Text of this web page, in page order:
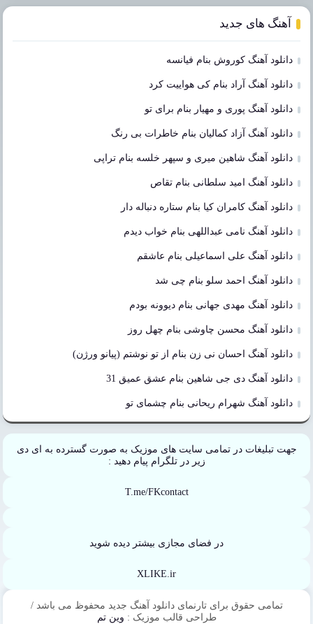
آهنگ های جدید
دانلود آهنگ کوروش بنام فیانسه
دانلود آهنگ آراد بنام کی هواییت کرد
دانلود آهنگ پوری و مهیار بنام برای تو
دانلود آهنگ آزاد کمالیان بنام خاطرات بی رنگ
دانلود آهنگ شاهین میری و سپهر خلسه بنام تراپی
دانلود آهنگ امید سلطانی بنام تقاص
دانلود آهنگ کامران کیا بنام ستاره دنباله دار
دانلود آهنگ نامی عبداللهی بنام خواب دیدم
دانلود آهنگ علی اسماعیلی بنام عاشقم
دانلود آهنگ احمد سلو بنام چی شد
دانلود آهنگ مهدی جهانی بنام دیوونه بودم
دانلود آهنگ محسن چاوشی بنام چهل روز
دانلود آهنگ احسان نی زن بنام از تو نوشتم (پیانو ورژن)
دانلود آهنگ دی جی شاهین بنام عشق عمیق 31
دانلود آهنگ شهرام ریحانی بنام چشمای تو
جهت تبلیغات در تمامی سایت های موزیک به صورت گسترده به ای دی
زیر در تلگرام پیام دهید :
T.me/FKcontact
در فضای مجازی بیشتر دیده شوید
XLIKE.ir
تمامی حقوق برای تارنمای دانلود آهنگ جدید محفوظ می باشد /
طراحی قالب موزیک : وین تم